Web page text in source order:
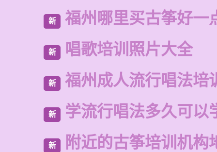
新 福州哪里买古筝好一
新 唱歌培训照片大全
新 福州成人流行唱法培
新 学流行唱法多久可以
新 附近的古筝培训机构